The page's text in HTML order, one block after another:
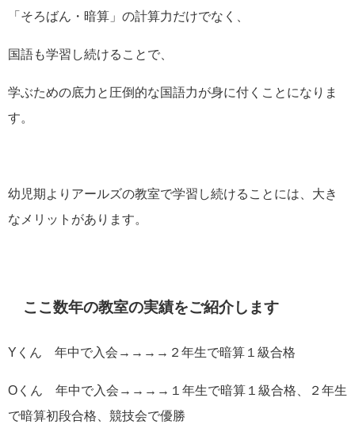
「そろばん・暗算」の計算力だけでなく、
国語も学習し続けることで、
学ぶための底力と圧倒的な国語力が身に付くことになりま
す。
幼児期よりアールズの教室で学習し続けることには、大き
なメリットがあります。
ここ数年の教室の実績をご紹介します
Yくん 年中で入会→→→→２年生で暗算１級合格
Oくん 年中で入会→→→→１年生で暗算１級合格、２年生
で暗算初段合格、競技会で優勝